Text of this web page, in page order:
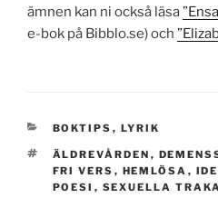
ämnen kan ni också läsa
e-bok på Bibblo.se) och
KATEGORIER
BOKTIPS , LYRIK
TAGGAR
ÄLDREVÅRDEN ,
FRI VERS , HEMLÖSA ,
POESI , SEXUELLA